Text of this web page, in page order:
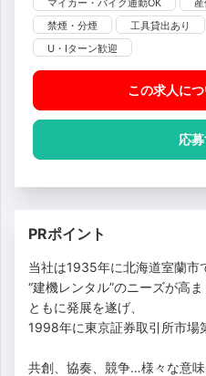
禁煙・分煙
工具貸出あり
U・Iターン歓迎
この求人に
応
PRポイント
当社は1935年に北海道室蘭市
“建機レンタル”のニーズが高
ともに発展を遂げ、
1998年に東京証券取引所市場
共創、協奏、競争…様々な意味